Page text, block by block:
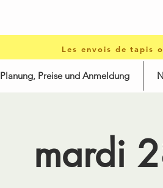
Les envois de tapis
Planung, Preise und Anmeldung
mardi